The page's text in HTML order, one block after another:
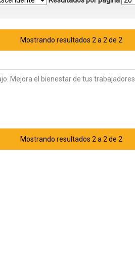
Mostrando resultados 2 a 2 de 2
Mejora el bienestar de tus trabajadores.
Mostrando resultados 2 a 2 de 2